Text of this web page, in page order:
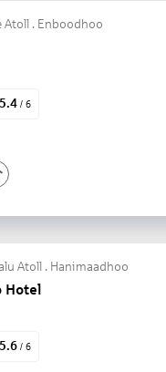
Atoll . Enboodhoo
5.4 / 6
Atoll . Hanimaadhoo
Hotel
5.6 / 6